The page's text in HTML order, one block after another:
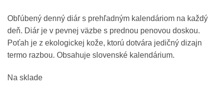
Obľúbený denný diár s prehľadným kalendáriom na každý
deň. Diár je v pevnej väzbe s prednou penovou doskou.
Poťah je z ekologickej kože, ktorú dotvára jedičný dizajn
termo razbou. Obsahuje slovenské kalendárium.
Na sklade